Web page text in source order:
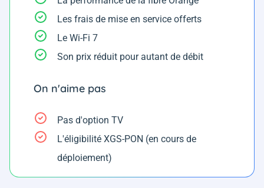
Les frais de mise en service offerts
Le Wi-Fi 7
Son prix réduit pour autant de débit
On n'aime pas
Pas d'option TV
L'éligibilité XGS-PON (en cours de
déploiement)